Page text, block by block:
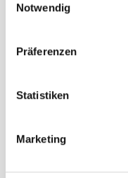
Notwendig
Präferenzen
Statistiken
Marketing
Beschreibung /
Perfekter Grip